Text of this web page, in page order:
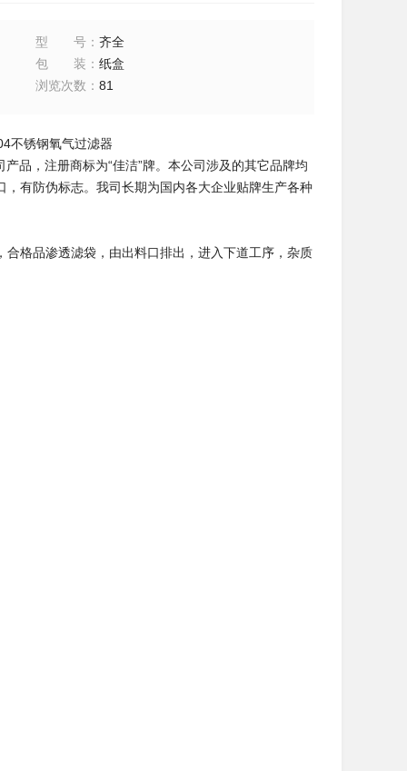
型号 ：齐全
包装 ：纸盒
浏览次数 ：81
不锈钢氧气过滤器
品，注册商标为“佳洁”牌。本公司涉及的其它品牌均
有防伪标志。我司长期为国内各大企业贴牌生产各种
格品渗透滤袋，由出料口排出，进入下道工序，杂质